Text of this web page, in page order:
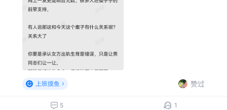
上班摸鱼 赞过
5 1